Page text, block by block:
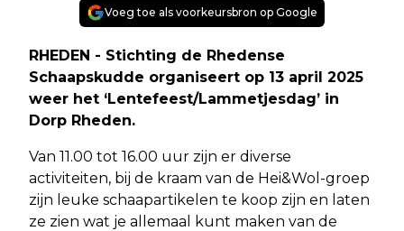
Voeg toe als voorkeursbron op Google
RHEDEN - Stichting de Rhedense
Schaapskudde organiseert op 13 april 2025
weer het ‘Lentefeest/Lammetjesdag’ in
Dorp Rheden.
Van 11.00 tot 16.00 uur zijn er diverse
activiteiten, bij de kraam van de Hei&Wol-groep
zijn leuke schaapartikelen te koop zijn en laten
ze zien wat je allemaal kunt maken van de